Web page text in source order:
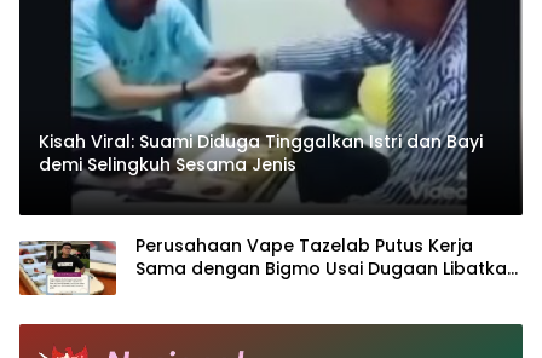
Kisah Viral: Suami Diduga Tinggalkan Istri dan Bayi
demi Selingkuh Sesama Jenis
Perusahaan Vape Tazelab Putus Kerja
Sama dengan Bigmo Usai Dugaan Libatkan